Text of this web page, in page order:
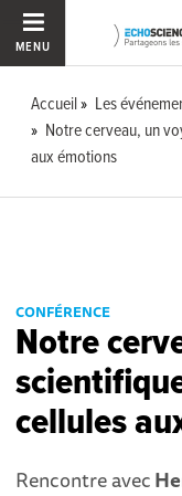
MENU
Accueil
Les
Notre cerveau, un
aux émotions
CONFÉRENCE
Notre
cellules
Rencontre avec